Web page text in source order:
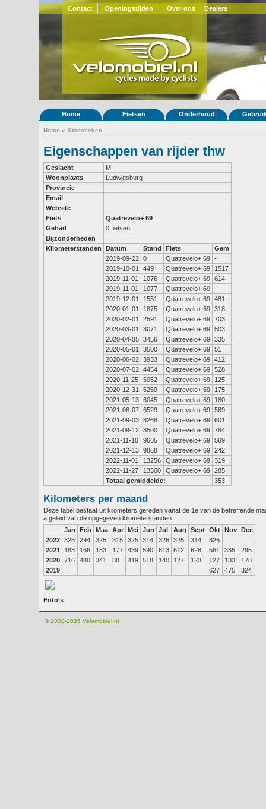
Contact Openingstijden Over ons Dealers
Home Fietsen Onderhoud
Home » Statistieken
Eigenschappen van rijder thw
Geslacht
M
Woonplaats
Ludwigsburg
Provincie
Email
Website
Fiets
Quatrevelo+ 69
Gehad
0 fietsen
Bijzonderheden
Kilometerstanden
Datum Stand Fiets
Gem
2019-09-22 0 Quatrevelo+ 69 -
2019-10-01
449 Quatrevelo+ 69
1517
2019-11-01
1076 Quatrevelo+ 69 614
2019-11-01
1077 Quatrevelo+ 69 -
2019-12-01
1551 Quatrevelo+ 69 481
2020-01-01
1875 Quatrevelo+ 69 318
2020-02-01
2591 Quatrevelo+ 69 703
2020-03-01
3071 Quatrevelo+ 69 503
2020-04-05 3456 Quatrevelo+ 69 335
2020-05-01
3500 Quatrevelo+ 69 51
2020-06-02 3933 Quatrevelo+ 69 412
2020-07-02 4454 Quatrevelo+ 69 528
2020-11-25
5052 Quatrevelo+ 69
125
2020-12-31
5259 Quatrevelo+ 69
175
2021-05-13 6045 Quatrevelo+ 69
180
2021-06-07 6529 Quatrevelo+ 69 589
2021-09-03 8268 Quatrevelo+ 69 601
2021-09-12 8500 Quatrevelo+ 69 784
2021-11-10
9605 Quatrevelo+ 69 569
2021-12-13 9868 Quatrevelo+ 69 242
2022-11-01
13256 Quatrevelo+ 69 319
2022-11-27
13500 Quatrevelo+ 69 285
Totaal gemiddelde:
353
Kilometers per maand
Deze tabel bestaat uit kilometers gereden vanaf de 1e van de betreffende
afgeleid van de opgegeven kilometerstanden.
Jan
Feb Maa Apr Mei Jun Jul Aug Sept Okt Nov Dec
2022 325 294 325 315 325 314 326 325 314
326
2021
183 166 183 177 439 590 613 612 628 581 335
295
2020 716 480 341 88 419 518 140 127 123 127 133
178
2019
627 475 324
Foto's
© 2000-2026 Velomobiel.nl